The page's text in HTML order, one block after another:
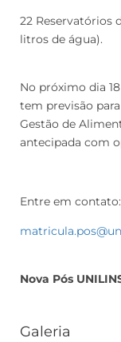
22 Reservatórios
litros de água).
No próximo dia
tem previsão
Gestão de
antecipada com
Entre em
Nova Pós
Galeria